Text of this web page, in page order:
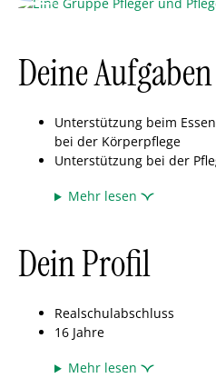
Deine Aufgaben
Unterstützung beim
bei der Körperpflege
Unterstützung bei der
Mehr lesen
Dein Profil
Realschulabschluss
16 Jahre
Mehr lesen